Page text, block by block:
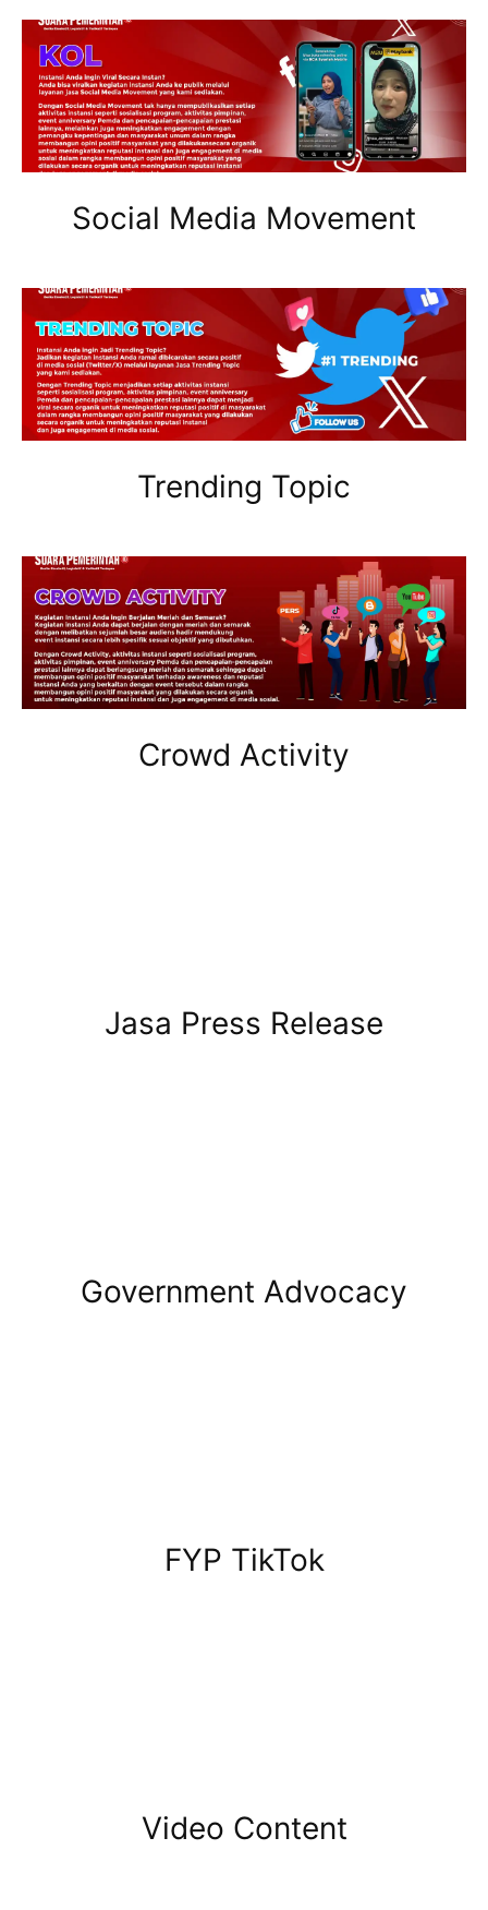
Social Media Movement
Trending Topic
Crowd Activity
Jasa Press Release
Government Advocacy
FYP TikTok
Video Content